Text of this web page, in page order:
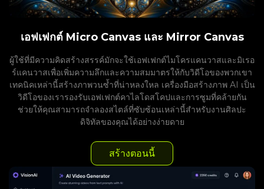
เอฟเฟกต์ Micro Canvas และ Mirror Canvas
ผู้ใช้ที่มีความคิดสร้างสรรค์มักจะใช้เอฟเฟกต์ไมโครแคนวาสและมิเรอ
ร์แคนวาสเพื่อเพิ่มความลึกและความสมมาตรให้กับวิดีโอของพวกเขา
เทคนิคเหล่านี้สร้างภาพวนซ้ำที่น่าหลงใหล เครื่องมือสร้างภาพ AI เป็น
วิดีโอของเรารองรับเอฟเฟกต์คาไลโดสโคปและการซูมที่คล้ายกัน
ช่วยให้คุณสามารถจำลองสไตล์ที่ซับซ้อนเหล่านี้สำหรับงานศิลปะ
ดิจิทัลของคุณได้อย่างง่ายดาย
สร้างตอนนี้